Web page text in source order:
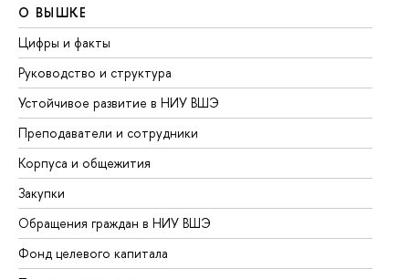
О ВЫШКЕ
Цифры и факты
Руководство и структура
Устойчивое развитие в НИУ ВШЭ
Преподаватели и сотрудники
Корпуса и общежития
Закупки
Обращения граждан в НИУ ВШЭ
Фонд целевого капитала